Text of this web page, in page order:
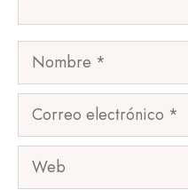
Nombre
Correo
Web